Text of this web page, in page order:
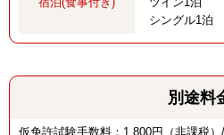
シングル1泊
別途料
仮免許試験手数料：1,800円（非課税